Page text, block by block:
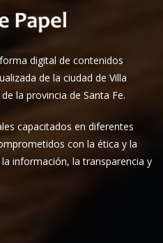
digital de contenidos
de la ciudad de Villa
la provincia de Santa Fe.
capacitados en diferentes
con la ética y la
información, la transparencia y